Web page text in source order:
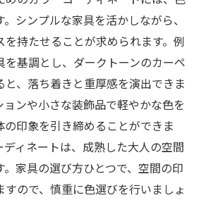
シンプルな家具を活かしながら、
持たせることが求められます。例
を基調とし、ダークトーンのカーペ
と、落ち着きと重厚感を演出できま
ンや小さな装飾品で軽やかな色を
印象を引き締めることができま
ィネートは、成熟した大人の空間
。家具の選び方ひとつで、空間の印
ので、慎重に色選びを行いましょ